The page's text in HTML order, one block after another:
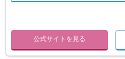
公式サイトを見る